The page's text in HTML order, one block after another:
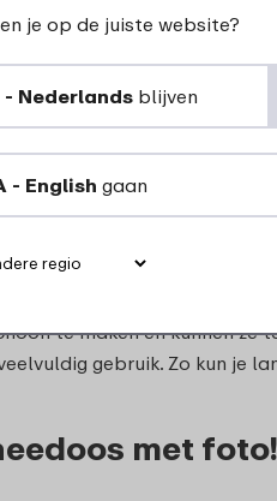
favoriete thee
bewaren en serveren van
van een stijlvol
een theedoos met
eigen theedoos met foto
laten
voorop. Onze theedozen
te maken en kunnen
gebruik. Zo kun je
met foto!
je op de juiste website?
Nederlands blijven
- English gaan